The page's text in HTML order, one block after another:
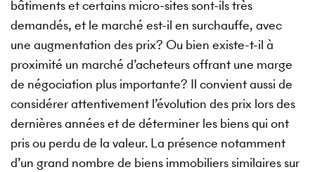
bâtiments et certains micro-sites sont-ils très
demandés, et le marché est-il en surchauffe, avec
une augmentation des prix? Ou bien existe-t-il à
proximité un marché d’acheteurs offrant une marge
de négociation plus importante? Il convient aussi de
considérer attentivement l’évolution des prix lors des
dernières années et de déterminer les biens qui ont
pris ou perdu de la valeur. La présence notamment
d’un grand nombre de biens immobiliers similaires sur